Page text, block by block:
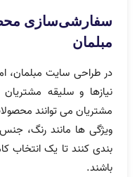
سفارشی‌سازی
مبلمان
در طراحی سایت
نیازها و سلیقه
مشتریان می توانند
ویژگی ها مانند رنگ،
بندی کنند تا یک انتخاب
باشند.